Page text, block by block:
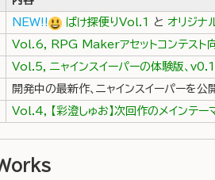
NEW!! ばけ探便りVol.1 と オリジナ
Vol.6, RPG Makerアセットコンテスト
Vol.5, ニャインスイーパーの体験版、
開発中の最新作、ニャインスイーパーを公
Vol.4, 【彩澄しゅお】次回作のメインテー